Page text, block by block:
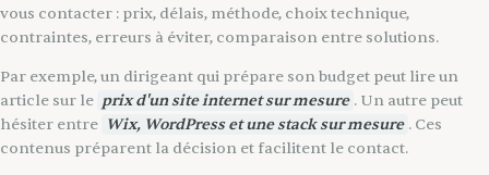
vous contacter : prix, délais, méthode, choix technique,
contraintes, erreurs à éviter, comparaison entre solutions.
Par exemple, un dirigeant qui prépare son budget peut lire un
article sur le prix d'un site internet sur mesure . Un autre peut
hésiter entre Wix, WordPress et une stack sur mesure . Ces
contenus préparent la décision et facilitent le contact.